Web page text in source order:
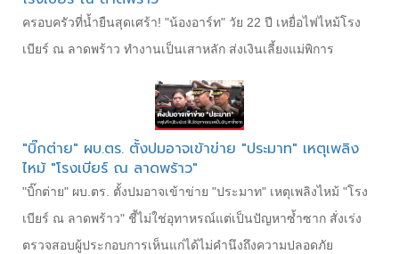
ครอบครัวที่น้ำยืนสุดเศร้า! "น้องอาร์ท" วัย 22 ปี เหยื่อไฟไหม้โรง
เบียร์ ณ ลาดพร้าว ทำงานเป็นเสาหลัก ส่งเงินเลี้ยงแม่พิการ
"บิ๊กต่าย" ผบ.ตร. ตั้งปมอาจเข้าข่าย "ประมาท" เหตุเพลิง
ไหม้ "โรงเบียร์ ณ ลาดพร้าว"
"บิ๊กต่าย" ผบ.ตร. ตั้งปมอาจเข้าข่าย "ประมาท" เหตุเพลิงไหม้ "โรง
เบียร์ ณ ลาดพร้าว" ชี้ไม่ใช่อุทาหรณ์แต่เป็นปัญหาซํ้าซาก สั่งเร่ง
ตรวจสอบผู้ประกอบการเห็นแก่ได้ไม่คํานึงถึงความปลอดภัย